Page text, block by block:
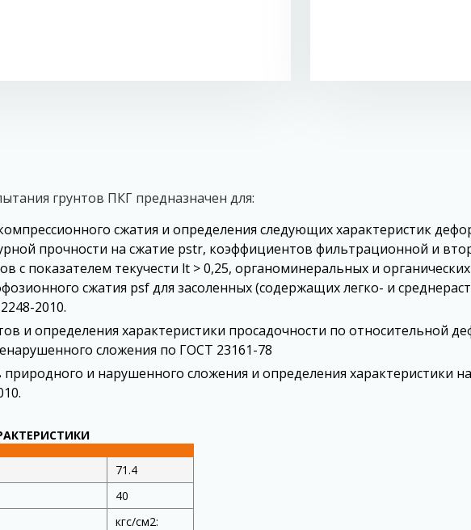
грунтов ПКГ предназначен для:
сжатия и определения следующих характеристик
прочности на сжатие рstr, коэффициентов фильтрационной и
с показателем текучести lt > 0,25, органоминеральных и
сжатия рsf для засоленных (содержащих легко- и
2010.
и определения характеристики просадочности по относительной
сложения по ГОСТ 23161-78
и нарушенного сложения и определения характеристики
71.4
40
кгс/см2: